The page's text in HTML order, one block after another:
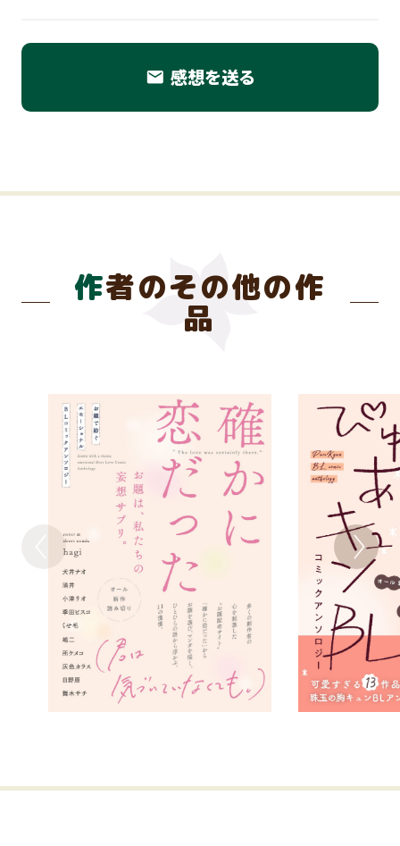
email 感想を送る
作者のその他の作
品